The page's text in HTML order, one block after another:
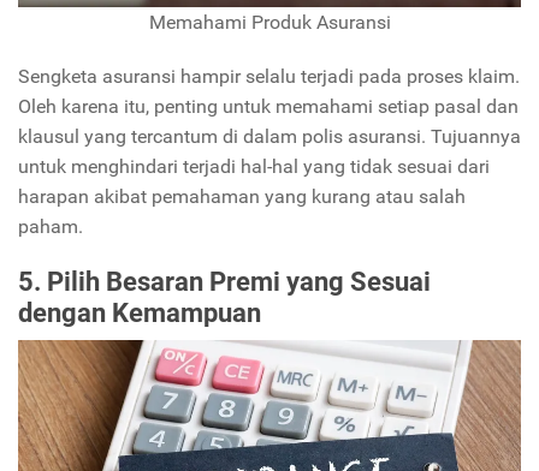
Memahami Produk Asuransi
Sengketa asuransi hampir selalu terjadi pada proses klaim.
Oleh karena itu, penting untuk memahami setiap pasal dan
klausul yang tercantum di dalam polis asuransi. Tujuannya
untuk menghindari terjadi hal-hal yang tidak sesuai dari
harapan akibat pemahaman yang kurang atau salah
paham.
5. Pilih Besaran Premi yang Sesuai
dengan Kemampuan